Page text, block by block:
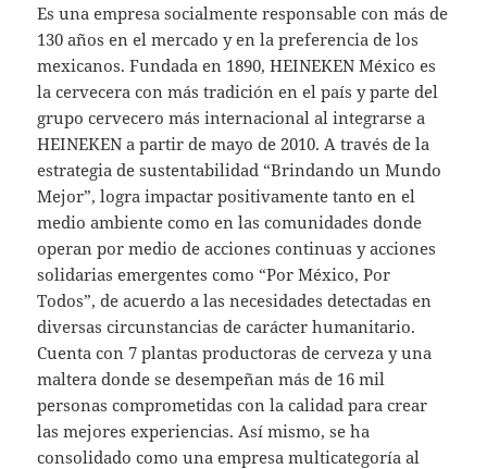
Es una empresa socialmente responsable con más de
130 años en el mercado y en la preferencia de los
mexicanos. Fundada en 1890, HEINEKEN México es
la cervecera con más tradición en el país y parte del
grupo cervecero más internacional al integrarse a
HEINEKEN a partir de mayo de 2010. A través de la
estrategia de sustentabilidad “Brindando un Mundo
Mejor”, logra impactar positivamente tanto en el
medio ambiente como en las comunidades donde
operan por medio de acciones continuas y acciones
solidarias emergentes como “Por México, Por
Todos”, de acuerdo a las necesidades detectadas en
diversas circunstancias de carácter humanitario.
Cuenta con 7 plantas productoras de cerveza y una
maltera donde se desempeñan más de 16 mil
personas comprometidas con la calidad para crear
las mejores experiencias. Así mismo, se ha
consolidado como una empresa multicategoría al